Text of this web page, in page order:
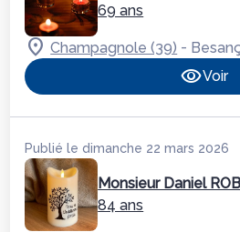
69 ans
Champagnole (39) -
Voir
Publié le dimanche 22 mars 2026
Monsieur Daniel
84 ans